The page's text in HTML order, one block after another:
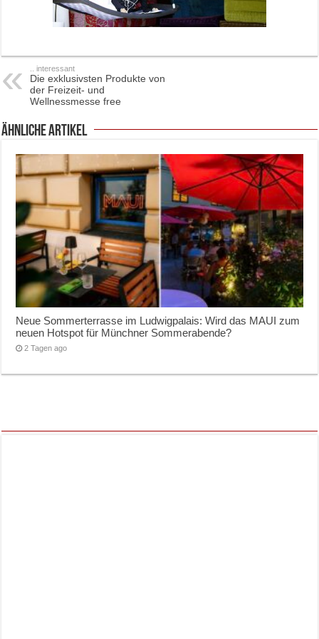
.. interessant
Die exklusivsten Produkte von
der Freizeit- und
Wellnessmesse free
ähnliche Artikel
Neue Sommerterrasse im Ludwigpalais: Wird das MAUI zum
neuen Hotspot für Münchner Sommerabende?
2 Tagen ago